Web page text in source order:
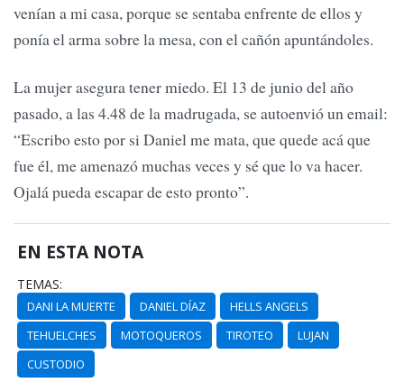
venían a mi casa, porque se sentaba enfrente de ellos y
ponía el arma sobre la mesa, con el cañón apuntándoles.
La mujer asegura tener miedo. El 13 de junio del año
pasado, a las 4.48 de la madrugada, se autoenvió un email:
“Escribo esto por si Daniel me mata, que quede acá que
fue él, me amenazó muchas veces y sé que lo va hacer.
Ojalá pueda escapar de esto pronto”.
EN ESTA NOTA
TEMAS:
DANI LA MUERTE DANIEL DÍAZ
HELLS ANGELS
TEHUELCHES
MOTOQUEROS TIROTEO
LUJAN
CUSTODIO